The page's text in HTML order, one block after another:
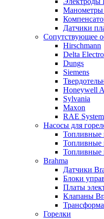
Манометры
Датчики
Сопутствующее
Hirschmann
Delta
Dungs
Siemens
Honeywell
Sylvania
Maxon
RAE
Насосы для
Топливные
Топливные
Топливные
Brahma
Датчики
Блоки
Платы
Клапаны
Горелки